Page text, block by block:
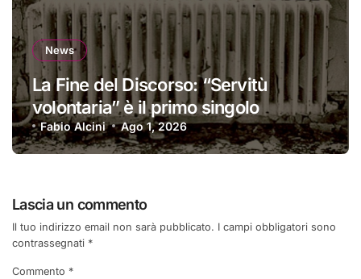
News
La Fine del Discorso: “Servitù
volontaria” è il primo singolo
Fabio Alcini Ago 1, 2026
Lascia un commento
Il tuo indirizzo email non sarà pubblicato. I campi obbligatori sono
contrassegnati *
Commento *